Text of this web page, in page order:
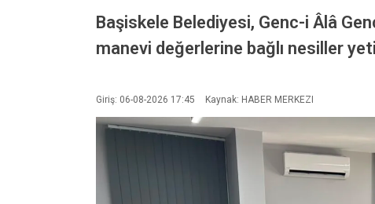
Başiskele Belediyesi, Genc-i Âlâ
manevi değerlerine bağlı nesiller
Giriş: 06-08-2026 17:45 Kaynak: HABER MERKEZI